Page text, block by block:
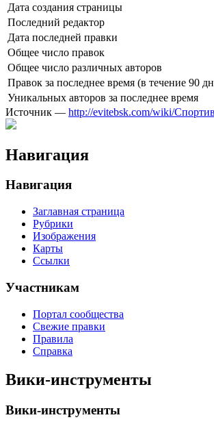
Дата создания страницы
Последний редактор
Дата последней правки
Общее число правок
Общее число различных авторов
Правок за последнее время (в течение 90
Уникальных авторов за последнее время
Источник — http://evitebsk.com/wiki/
Навигация
Навигация
Заглавная страница
Рубрики
Изображения
Карты
Ссылки
Участникам
Портал сообщества
Свежие правки
Правила
Справка
Вики-инструменты
Вики-инструменты